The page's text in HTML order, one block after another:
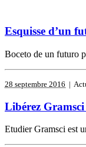
Esquisse d’un
Boceto de un futuro
28 septembre 2016 |
Libérez
Etudier Gramsci est